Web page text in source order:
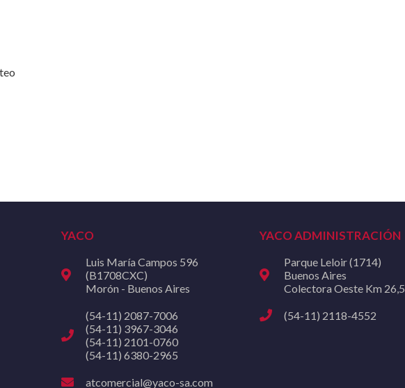
YACO
Luis María Campos 596
(B1708CXC)
Morón - Buenos Aires
(54-11) 2087-7006
(54-11) 3967-3046
(54-11) 2101-0760
(54-11) 6380-2965
atcomercial@yaco-sa.com
YACO ADMINISTRACIÓN
Parque Leloir (1714)
Buenos Aires
Colectora Oeste Km 26,5
(54-11) 2118-4552